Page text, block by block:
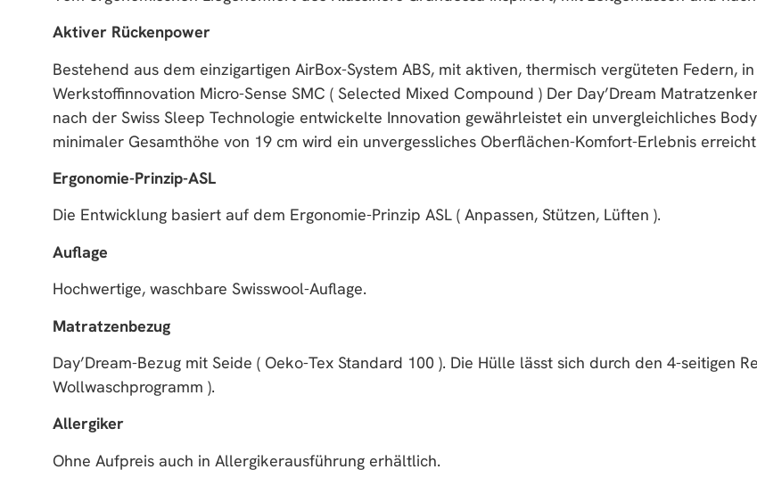
Aktiver Rückenpower
Bestehend aus dem einzigartigen AirBox-System ABS, mit aktiven, thermisch vergüteten Federn,
Werkstoffinnovation Micro-Sense SMC ( Selected Mixed Compound ) Der Day’Dream
nach der Swiss Sleep Technologie entwickelte Innovation gewährleistet ein unvergleichliches
minimaler Gesamthöhe von 19 cm wird ein unvergessliches Oberflächen-Komfort-Erlebnis
Ergonomie-Prinzip-ASL
Die Entwicklung basiert auf dem Ergonomie-Prinzip ASL ( Anpassen, Stützen, Lüften ).
Auflage
Hochwertige, waschbare Swisswool-Auflage.
Matratzenbezug
Day’Dream-Bezug mit Seide ( Oeko-Tex Standard 100 ). Die Hülle lässt sich durch den 4-seitigen
Wollwaschprogramm ).
Allergiker
Ohne Aufpreis auch in Allergikerausführung erhältlich.